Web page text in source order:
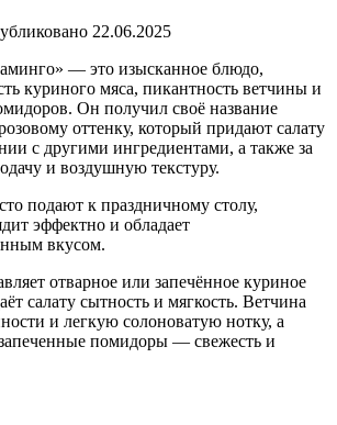
22.06.2025
— это изысканное блюдо,
куриного мяса, пикантность ветчины и
Он получил своё название
оттенку, который придают салату
с другими ингредиентами, а также за
и воздушную текстуру.
подают к праздничному столу,
эффектно и обладает
вкусом.
отварное или запечённое куриное
салату сытность и мягкость. Ветчина
и легкую солоноватую нотку, а
помидоры — свежесть и